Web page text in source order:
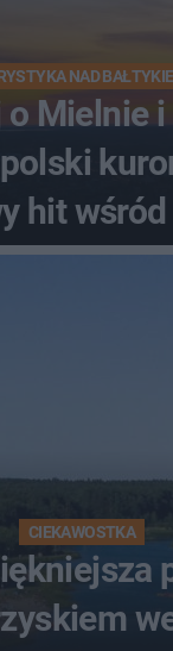
NAD
Mielnie i
hit
CIEKAWOSTKA